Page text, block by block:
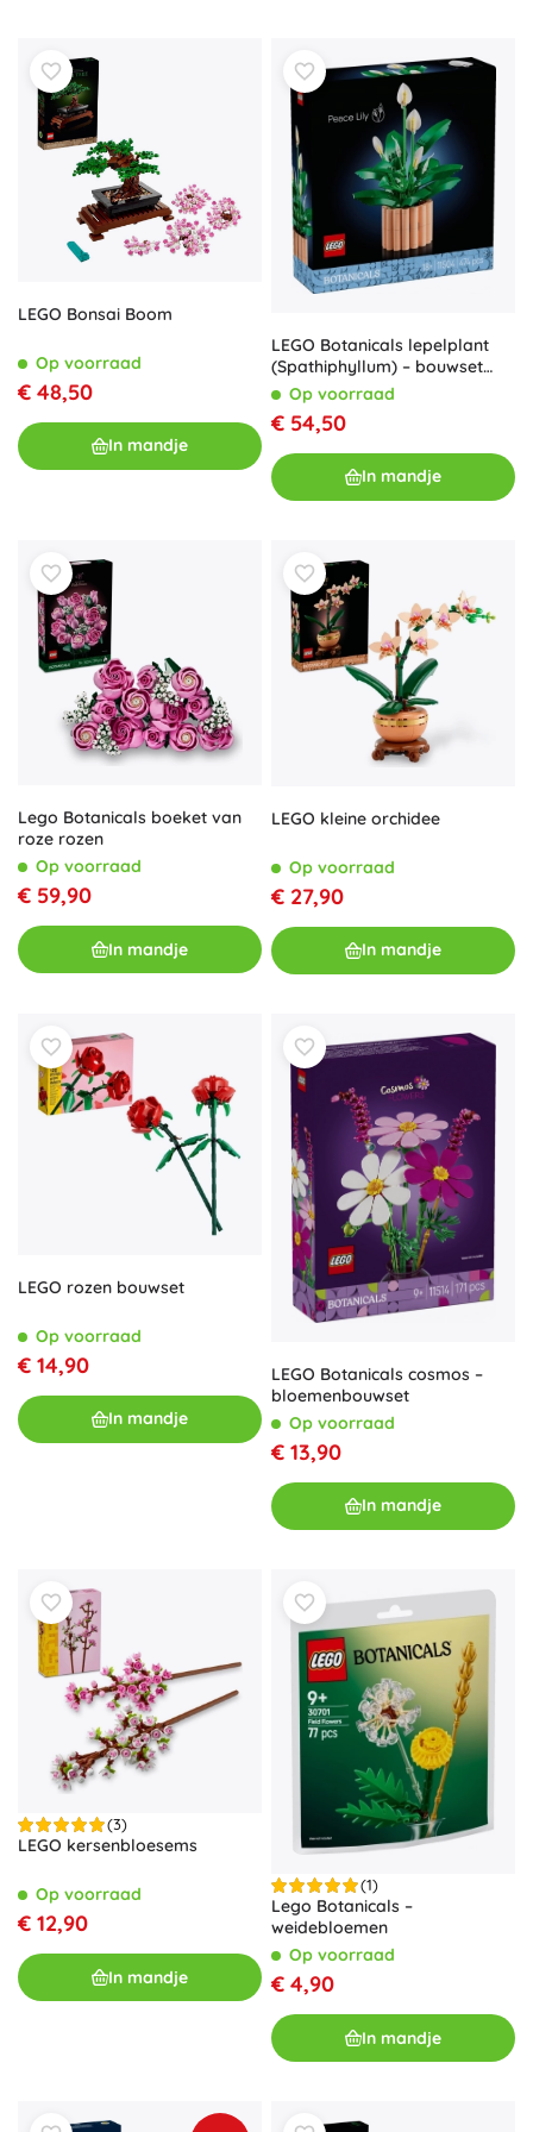
LEGO Bonsai Boom
Op voorraad
€ 48,50
In mandje
LEGO Botanicals lepelplant
(Spathiphyllum) – bouwset
voor volwassenen
Op voorraad
€ 54,50
In mandje
Lego Botanicals boeket van
roze rozen
Op voorraad
€ 59,90
In mandje
LEGO kleine orchidee
Op voorraad
€ 27,90
In mandje
LEGO rozen bouwset
Op voorraad
€ 14,90
In mandje
LEGO Botanicals cosmos –
bloemenbouwset
Op voorraad
€ 13,90
In mandje
(3)
LEGO kersenbloesems
Op voorraad
€ 12,90
In mandje
(1)
Lego Botanicals –
weidebloemen
Op voorraad
€ 4,90
In mandje